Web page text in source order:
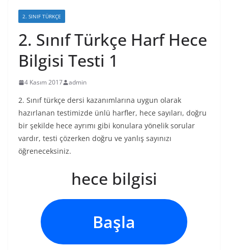
2. SINIF TÜRKÇE
2. Sınıf Türkçe Harf Hece
Bilgisi Testi 1
4 Kasım 2017 admin
2. Sınıf türkçe dersi kazanımlarına uygun olarak
hazırlanan testimizde ünlü harfler, hece sayıları, doğru
bir şekilde hece ayrımı gibi konulara yönelik sorular
vardır, testi çözerken doğru ve yanlış sayınızı
öğreneceksiniz.
hece bilgisi
Başla